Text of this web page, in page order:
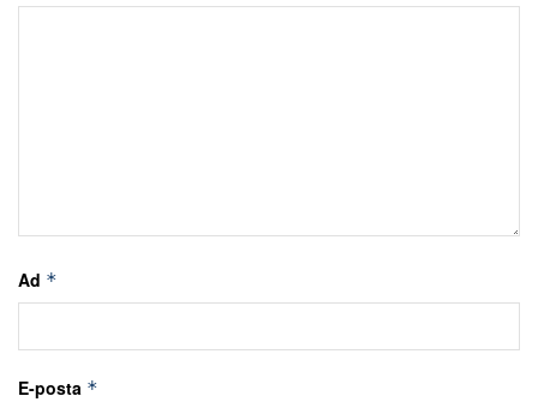
Ad *
E-posta *